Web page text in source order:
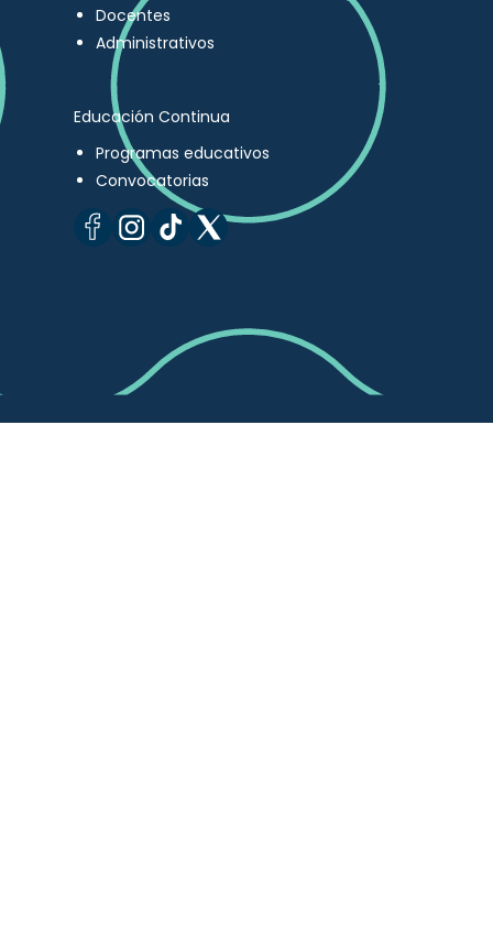
Docentes
Administrativos
Educación Continua
Programas educativos
Convocatorias